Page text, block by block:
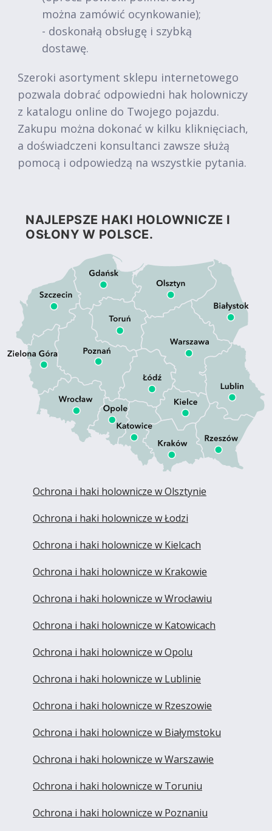
można zamówić ocynkowanie);
- doskonałą obsługę i szybką
dostawę.
Szeroki asortyment sklepu internetowego
pozwala dobrać odpowiedni hak holowniczy
z katalogu online do Twojego pojazdu.
Zakupu można dokonać w kilku kliknięciach,
a doświadczeni konsultanci zawsze służą
pomocą i odpowiedzą na wszystkie pytania.
NAJLEPSZE HAKI HOLOWNICZE I
OSŁONY W POLSCE.
Ochrona i haki holownicze w Olsztynie
Ochrona i haki holownicze w Łodzi
Ochrona i haki holownicze w Kielcach
Ochrona i haki holownicze w Krakowie
Ochrona i haki holownicze w Wrocławiu
Ochrona i haki holownicze w Katowicach
Ochrona i haki holownicze w Opolu
Ochrona i haki holownicze w Lublinie
Ochrona i haki holownicze w Rzeszowie
Ochrona i haki holownicze w Białymstoku
Ochrona i haki holownicze w Warszawie
Ochrona i haki holownicze w Toruniu
Ochrona i haki holownicze w Poznaniu